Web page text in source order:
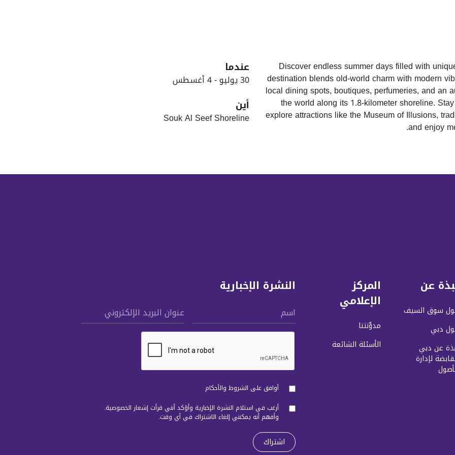
Discover endless summer days filled with
destination blends old-world charm with modern
local dining spots, boutiques, perfumeries, and an
the world along its 1.8-kilometer shoreline.
explore attractions like the Museum of Illusions,
and enjoy
عندما
30 يوليو - 4 أغسطس
أين
Souk Al Seef Shoreline
عن
سوق السيف
دبي
عن دبي
لإدارة
المركز
الإعلامي
مدوِّنتنا
الأسئلة الشائعة
النشرة الإخبارية
اسم عنوان البريد الإلكتروني
أوافق على الشروط والأحكام
أرغب في استلام النشرة الإخبارية وأؤكد أنني قرأتإشعار الخصوصية.
وأفهم أنه يمكنني إلغاء الاشتراك في أي وقت.